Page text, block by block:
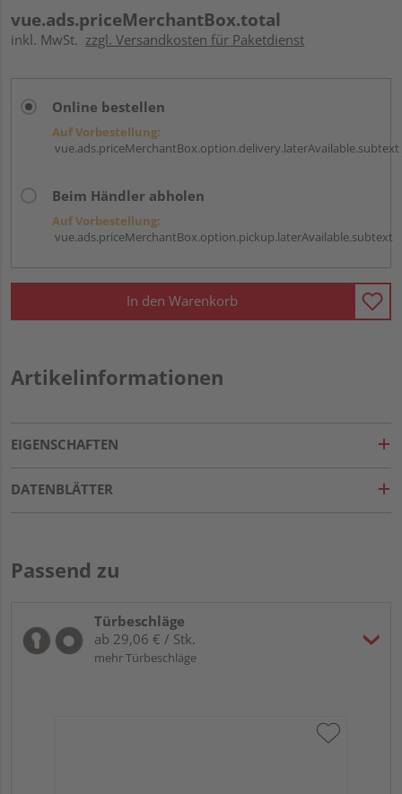
vue.ads.priceMerchantBox.total
inkl. MwSt. zzgl. Versandkosten für Paketdienst
Online bestellen
Auf Vorbestellung:
vue.ads.priceMerchantBox.option.delivery.laterAvailable.subtext
Beim Händler abholen
Auf Vorbestellung:
vue.ads.priceMerchantBox.option.pickup.laterAvailable.subtext
In den Warenkorb
Artikelinformationen
EIGENSCHAFTEN
DATENBLÄTTER
Passend zu
Türbeschläge
ab 29,06 € / Stk.
mehr Türbeschläge